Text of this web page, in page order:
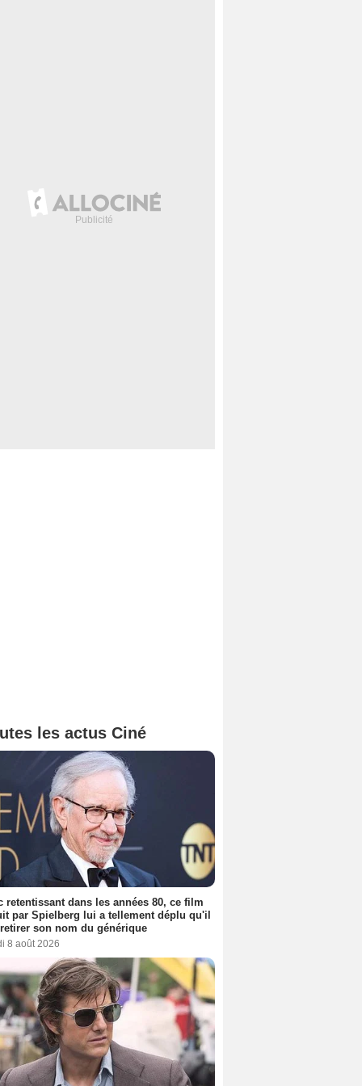
les actus Ciné
retentissant dans les années 80, ce film
par Spielberg lui a tellement déplu qu'il
son nom du générique
8 août 2026